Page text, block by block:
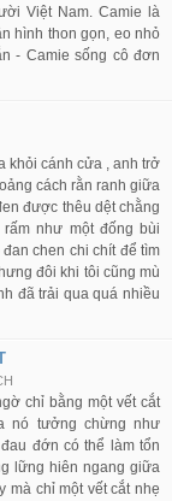
Việt Nam. Camie là
hình thon gọn, eo nhỏ
- Camie sống cô đơn
khỏi cánh cửa , anh trở
cách rằn ranh giữa
được thêu dệt chằng
như một đống bùi
chen chi chít để tìm
đôi khi tôi cũng mù
đã trải qua quá nhiều
chỉ bằng một vết cắt
nó tưởng chừng như
đớn có thể làm tổn
lững hiên ngang giữa
mà chỉ một vết cắt nhẹ